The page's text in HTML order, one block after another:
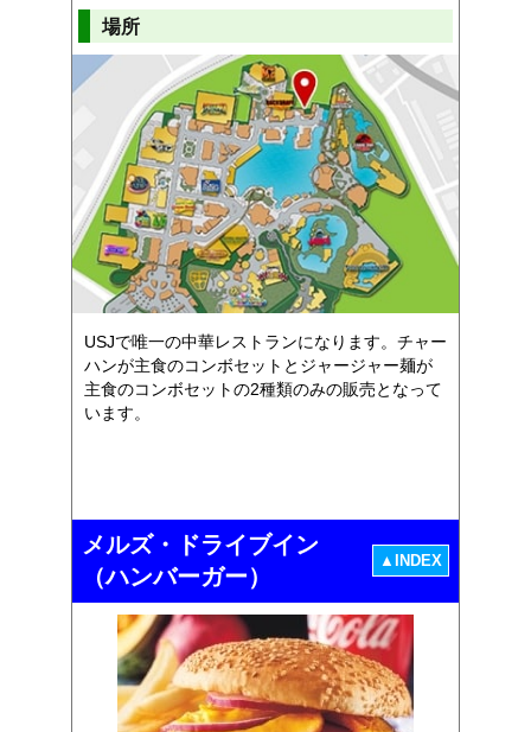
場所
USJで唯一の中華レストランになります。チャー
ハンが主食のコンボセットとジャージャー麺が
主食のコンボセットの2種類のみの販売となって
います。
メルズ・ドライブイン
（ハンバーガー）
▲INDEX